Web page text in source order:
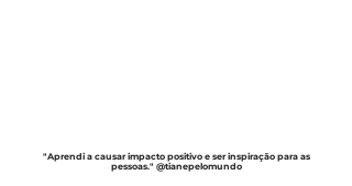
"Aprendi a causar impacto positivo e ser inspiração para as
pessoas." @tianepelomundo